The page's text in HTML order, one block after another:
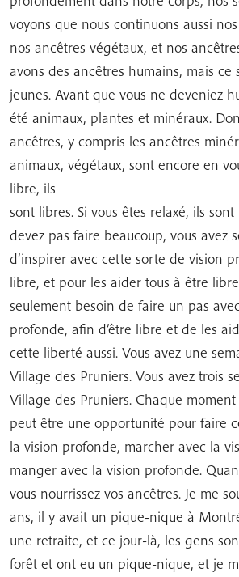
voyons que nous continuons aussi
nos ancêtres végétaux, et nos
avons des ancêtres humains, mais ce
jeunes. Avant que vous ne deveniez
été animaux, plantes et minéraux.
ancêtres, y compris les ancêtres
animaux, végétaux, sont encore en
libre, ils
sont libres. Si vous êtes relaxé, ils sont
devez pas faire beaucoup, vous avez
d’inspirer avec cette sorte de vision
libre, et pour les aider tous à être
seulement besoin de faire un pas
profonde, afin d’être libre et de les
cette liberté aussi. Vous avez une
Village des Pruniers. Vous avez trois
Village des Pruniers. Chaque
peut être une opportunité pour faire
la vision profonde, marcher avec la
manger avec la vision profonde.
vous nourrissez vos ancêtres. Je me
ans, il y avait un pique-nique à
une retraite, et ce jour-là, les gens
forêt et ont eu un pique-nique, et je